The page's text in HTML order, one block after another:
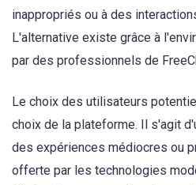
inappropriés ou à des
L'alternative existe grâce à
par des professionnels de
Le choix des utilisateurs
choix de la plateforme. Il s'agit
des expériences médiocres ou
offerte par les technologies